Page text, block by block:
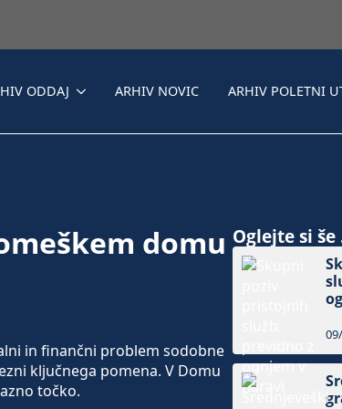
ODDAJ ARHIV NOVIC ARHIV POLETNI
domu
in finančni problem sodobne
ključnega pomena. V Domu
točko.
Oglejte si še